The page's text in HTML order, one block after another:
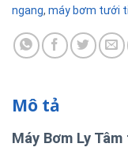
ngang, máy bơm tưới
Mô tả
Máy Bơm Ly